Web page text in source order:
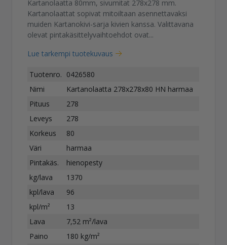
Kartanolaatta 80mm, sivumitat 278x278 mm.
Kartanolaattat sopivat mitoiltaan asennettavaksi
muiden Kartanokivi-sarja kivien kanssa. Valittavana
olevat pintakäsittelyvaihtoehdot ovat...
Lue tarkempi tuotekuvaus
Tuotenro. 0426580
Nimi
Kartanolaatta 278x278x80 HN harmaa
Pituus
278
Leveys
278
Korkeus
80
Väri
harmaa
Pintakäs.
hienopesty
kg/lava
1370
kpl/lava
96
kpl/m²
13
Lava
7,52 m²/lava
Paino
180 kg/m²